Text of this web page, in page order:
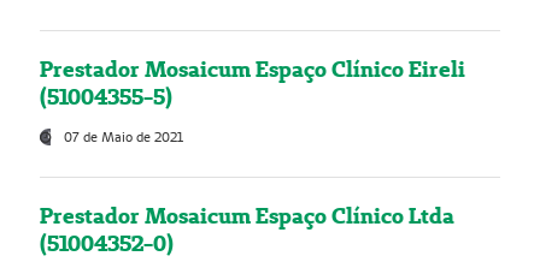
Prestador Mosaicum Espaço Clínico Eireli
(51004355-5)
07 de Maio de 2021
Prestador Mosaicum Espaço Clínico Ltda
(51004352-0)